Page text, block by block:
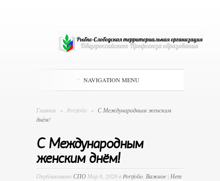
NAVIGATION MENU
Главная » Portfolio » С Международным женским
днём!
С Международным
женским днём!
ОпубликованоСПОМар 6, 2026 вPortfolio, Важное | Нет